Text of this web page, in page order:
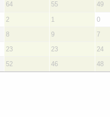
64 55 49
2 1 0
8 9 7
23 23 24
52 46 48